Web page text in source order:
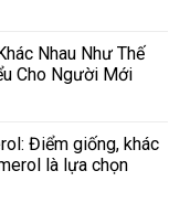
Nhau Như Thế
Cho Người Mới
Điểm giống, khác
là lựa chọn